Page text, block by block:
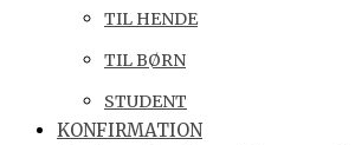
TIL HENDE
TIL BØRN
STUDENT
KONFIRMATION